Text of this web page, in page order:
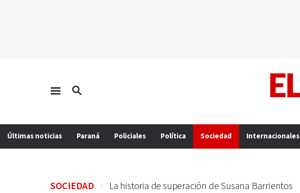
Últimas noticias Paraná Policiales Política Sociedad Internacionales
SOCIEDAD La historia de superación de Susana Barrientos